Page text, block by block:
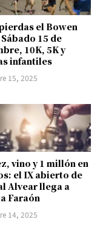
el Bowen
15 de
10K, 5K y
infantiles
15, 2025
vino y 1 millón en
el IX abierto de
Alvear llega a
Faraón
14, 2025